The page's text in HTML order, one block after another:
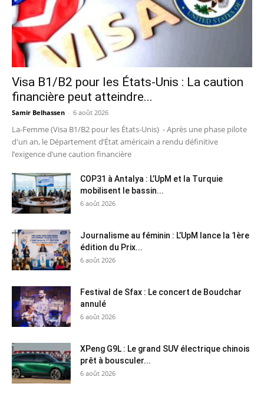
Visa B1/B2 pour les États-Unis : La caution
financière peut atteindre...
Samir Belhassen - 6 août 2026
La-Femme (Visa B1/B2 pour les États-Unis) - Après une phase pilote
d'un an, le Département d’État américain a rendu définitive
l’exigence d’une caution financière
COP31 à Antalya : L’UpM et la Turquie
mobilisent le bassin...
6 août 2026
Journalisme au féminin : L’UpM lance la 1ère
édition du Prix...
6 août 2026
Festival de Sfax : Le concert de Boudchar
annulé
6 août 2026
XPeng G9L : Le grand SUV électrique chinois
prêt à bousculer...
6 août 2026